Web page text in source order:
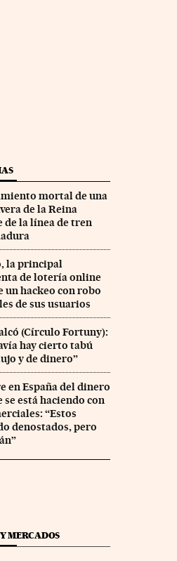
mortal de una
de la Reina
de la línea de tren
la principal
de lotería online
un hackeo con robo
de sus usuarios
(Círculo Fortuny):
hay cierto tabú
y de dinero”
en España del dinero
está haciendo con
“Estos
denostados, pero
MERCADOS